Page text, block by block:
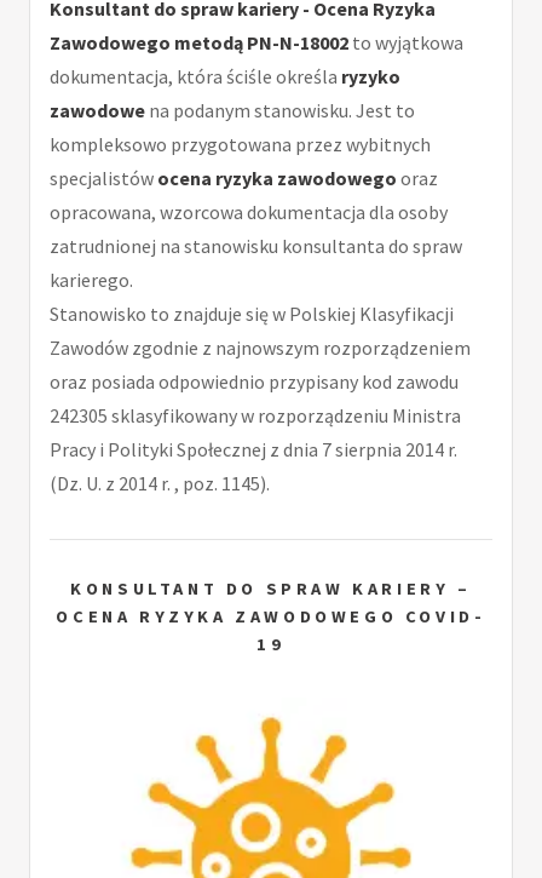
Konsultant do spraw kariery - Ocena Ryzyka
Zawodowego metodą PN-N-18002 to wyjątkowa
dokumentacja, która ściśle określa ryzyko
zawodowe na podanym stanowisku. Jest to
kompleksowo przygotowana przez wybitnych
specjalistów ocena ryzyka zawodowego oraz
opracowana, wzorcowa dokumentacja dla osoby
zatrudnionej na stanowisku konsultanta do spraw
karierego.
Stanowisko to znajduje się w Polskiej Klasyfikacji
Zawodów zgodnie z najnowszym rozporządzeniem
oraz posiada odpowiednio przypisany kod zawodu
242305 sklasyfikowany w rozporządzeniu Ministra
Pracy i Polityki Społecznej z dnia 7 sierpnia 2014 r.
(Dz. U. z 2014 r. , poz. 1145).
KONSULTANT DO SPRAW KARIERY –
OCENA RYZYKA ZAWODOWEGO COVID-
19